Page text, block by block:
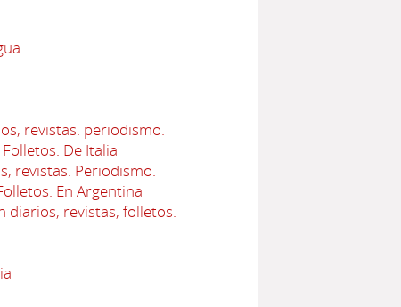
revistas. periodismo.
De Italia
revistas. Periodismo.
En Argentina
diarios, revistas, folletos.